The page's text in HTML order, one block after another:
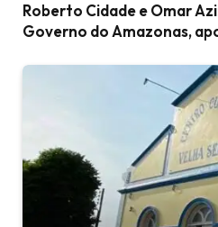
Roberto Cidade e Omar
Governo do Amazonas,